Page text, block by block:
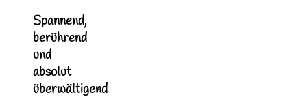
Spannend,
berührend
und
absolut
überwältigend